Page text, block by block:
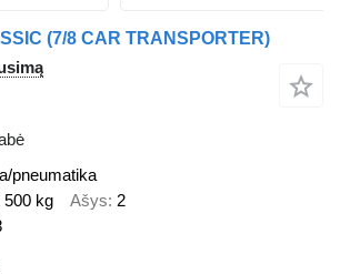
(7/8 CAR TRANSPORTER)
pneumatika
500 kg Ašys 2